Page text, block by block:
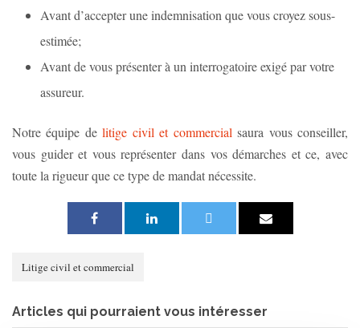
Avant d’accepter une indemnisation que vous croyez sous-
estimée;
Avant de vous présenter à un interrogatoire exigé par votre
assureur.
Notre équipe delitige civil et commercial saura vous conseiller,
vous guider et vous représenter dans vos démarches et ce, avec
toute la rigueur que ce type de mandat nécessite.
Litige civil et commercial
Articles qui pourraient vous intéresser